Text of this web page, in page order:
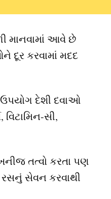
માનવામાં આવે છે
દૂર કરવામાં મદદ
ઉપયોગ દેશી દવાઓ
સી,
તત્વો કરતા પણ
સેવન કરવાથી